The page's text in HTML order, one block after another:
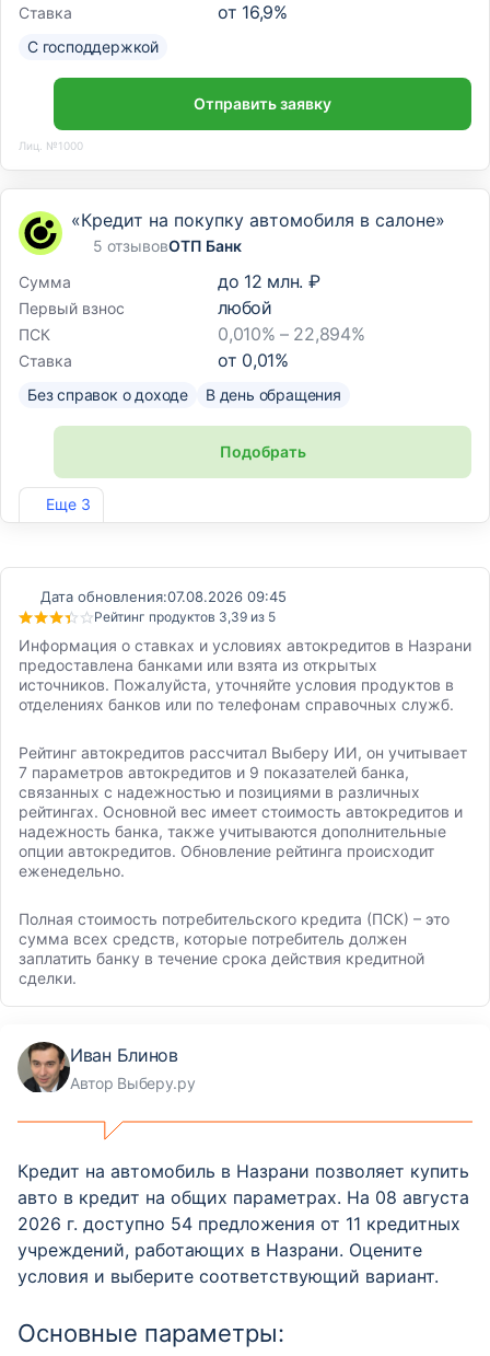
Ставка от 16,9%
С господдержкой
Отправить заявку
Лиц. №1000
Еще 3
«Кредит на покупку автомобиля в салоне»
5 отзывовОТП Банк
Сумма
до 12 млн. ₽
Первый взнос любой
ПСК 0,010% – 22,894%
Ставка от 0,01%
Без справок о доходе В день обращения
Подобрать
Лиц. №2766
Дата обновления:07.08.2026 09:45
Рейтинг продуктов 3,39 из 5
Информация о ставках и условиях автокредитов в Назрани
предоставлена банками или взята из открытых
источников. Пожалуйста, уточняйте условия продуктов в
отделениях банков или по телефонам справочных служб.
Рейтинг автокредитов рассчитал Выберу ИИ, он учитывает
7 параметров автокредитов и 9 показателей банка,
связанных с надежностью и позициями в различных
рейтингах. Основной вес имеет стоимость автокредитов и
надежность банка, также учитываются дополнительные
опции автокредитов. Обновление рейтинга происходит
еженедельно.
Полная стоимость потребительского кредита (ПСК) – это
сумма всех средств, которые потребитель должен
заплатить банку в течение срока действия кредитной
сделки.
Иван Блинов
Автор Выберу.ру
Кредит на автомобиль в Назрани позволяет купить
авто в кредит на общих параметрах. На 08 августа
2026 г. доступно 54 предложения от 11 кредитных
учреждений, работающих в Назрани. Оцените
условия и выберите соответствующий вариант.
Основные параметры: